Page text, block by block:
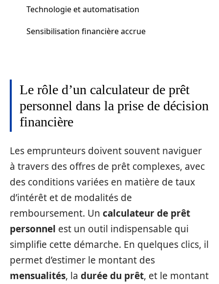
Technologie et automatisation
Sensibilisation financière accrue
Le rôle d’un calculateur de prêt
personnel dans la prise de décision
financière
Les emprunteurs doivent souvent naviguer
à travers des offres de prêt complexes, avec
des conditions variées en matière de taux
d’intérêt et de modalités de
remboursement. Un calculateur de prêt
personnel est un outil indispensable qui
simplifie cette démarche. En quelques clics, il
permet d’estimer le montant des
mensualités, la durée du prêt, et le montant